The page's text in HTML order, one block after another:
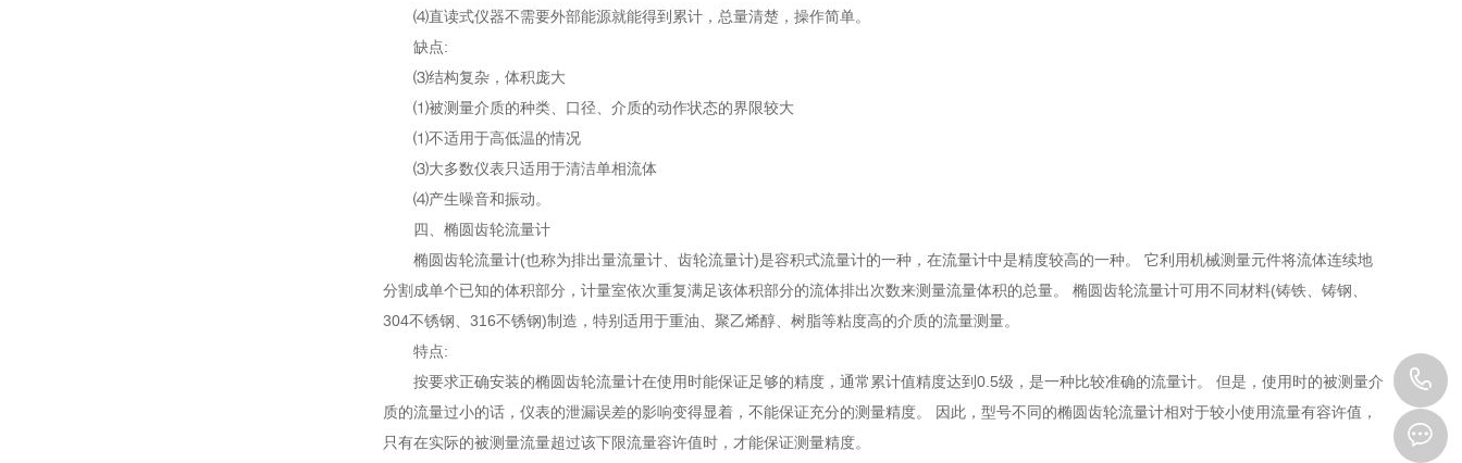
⑷直读式仪器不需要外部能源就能得到累计，总量清楚，操作简单。
缺点:
⑶结构复杂，体积庞大
⑴被测量介质的种类、口径、介质的动作状态的界限较大
⑴不适用于高低温的情况
⑶大多数仪表只适用于清洁单相流体
⑷产生噪音和振动。
四、椭圆齿轮流量计
椭圆齿轮流量计(也称为排出量流量计、齿轮流量计)是容积式流量计的一种，在流量计中是精度较高的一种。 它利用机械测量元件将流体连续地
分割成单个已知的体积部分，计量室依次重复满足该体积部分的流体排出次数来测量流量体积的总量。 椭圆齿轮流量计可用不同材料(铸铁、铸钢、
304不锈钢、316不锈钢)制造，特别适用于重油、聚乙烯醇、树脂等粘度高的介质的流量测量。
特点:
按要求正确安装的椭圆齿轮流量计在使用时能保证足够的精度，通常累计值精度达到0.5级，是一种比较准确的流量计。 但是，使用时的被测量介
质的流量过小的话，仪表的泄漏误差的影响变得显着，不能保证充分的测量精度。 因此，型号不同的椭圆齿轮流量计相对于较小使用流量有容许值，
只有在实际的被测量流量超过该下限流量容许值时，才能保证测量精度。